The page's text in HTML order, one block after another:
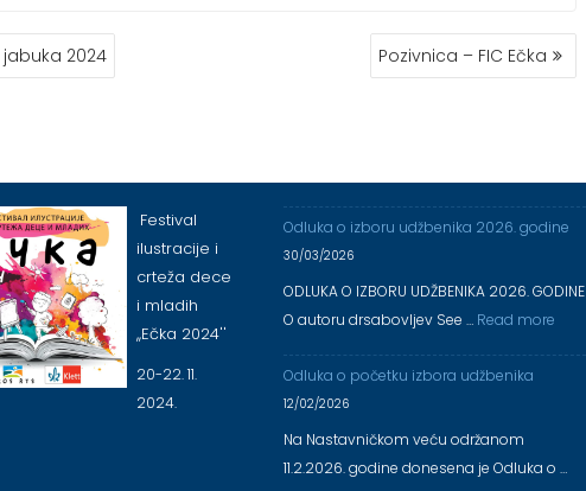
2024 Pozivnica – FIC Ečka
Festival
ilustracije i
crteža dece
i mladih
,,Ečka 2024''
20-22. 11.
2024.
Odluka o izboru udžbenika 2026. godine
30/03/2026
ODLUKA O IZBORU UDŽBENIKA 2026. GODINE
O autoru drsabovljev See … Read more
Odluka o početku izbora udžbenika
12/02/2026
Na Nastavničkom veću održanom
11.2.2026. godine donesena je Odluka o …